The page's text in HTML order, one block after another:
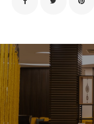
Navigacija
članaka